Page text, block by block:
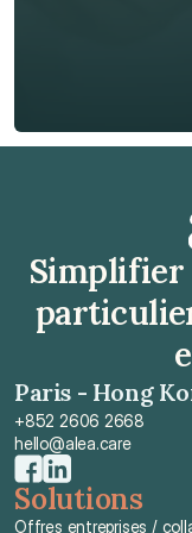
Obtenir un
Simplifier
Paris - Hong
+852 2606 2668
hello@alea.care
Solutions
Offres entreprises /